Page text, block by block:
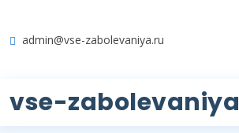
admin@vse-zabolevaniya.ru
vse-zabolevaniya